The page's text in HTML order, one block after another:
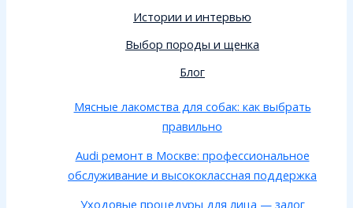
Истории и интервью
Выбор породы и щенка
Блог
Мясные лакомства для собак: как выбрать
правильно
Audi ремонт в Москве: профессиональное
обслуживание и высококлассная поддержка
Уходовые процедуры для лица — залог